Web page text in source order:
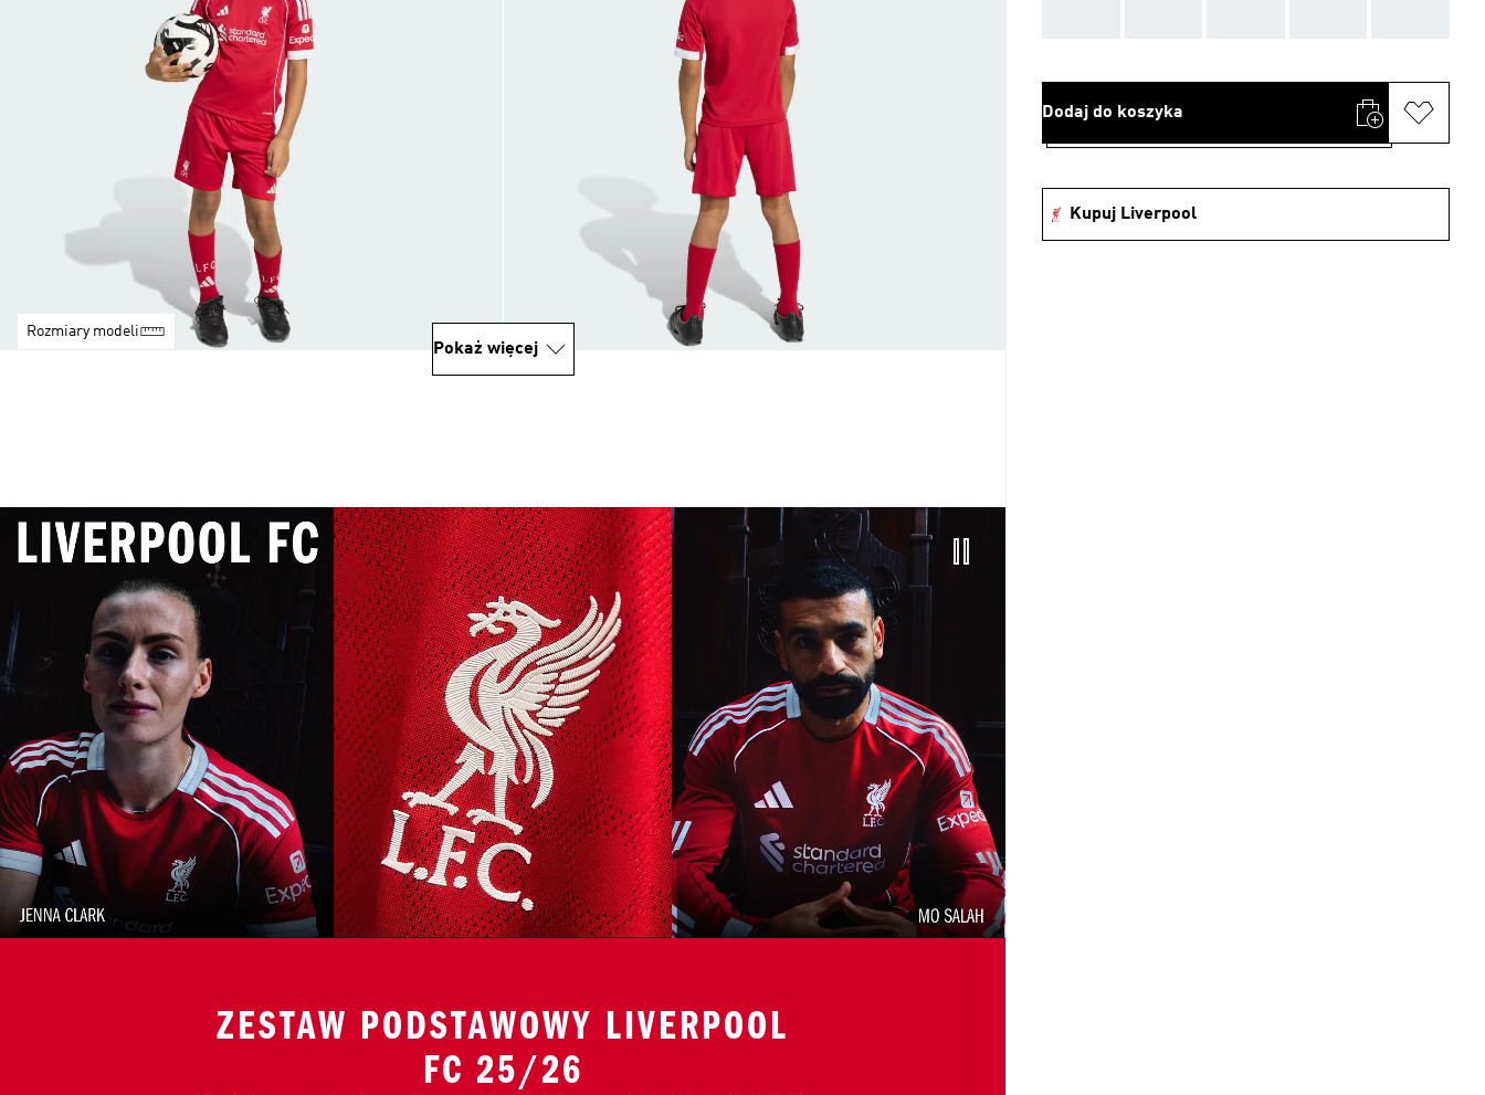
Rozmiary modeli
Pokaż więcej
ZESTAW PODSTAWOWY LIVERPOOL
FC 25/26
Dodaj do koszyka
Kupuj Liverpool